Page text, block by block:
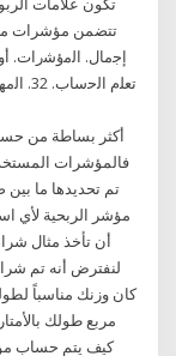
تتضمن مؤشرات
إﺟﻣﺎﻝ. اﻟﻣؤﺷرات.
ﺗﻌﻠم
مؤشر الربحية لأي
أن تأخذ مثال
كان وزنك مناسباً
كيف يتم حساب